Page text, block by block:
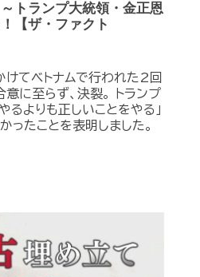
トランプ大統領・金正恩
【ザ・ファクト
てベトナムで行われた2回
に至らず、決裂。 トランプ
るよりも正しいことをやる」
ったことを表明しました。